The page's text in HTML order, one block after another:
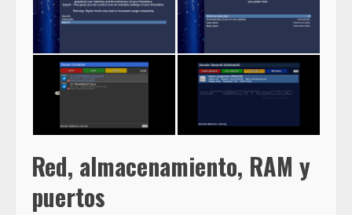
Red, almacenamiento, RAM y
puertos